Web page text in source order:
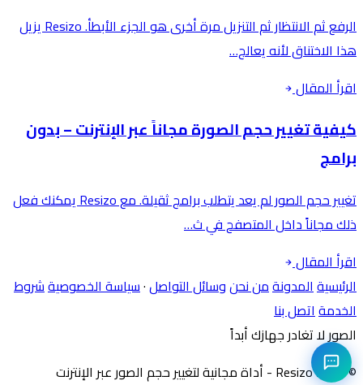
الرفع ثم الانتظار ثم التنزيل مرة أخرى هو الجزء الأبطأ. Resizo يزيل
هذا الاختناق لأنه يعالج…
اقرأ المقال
كيفية تغيير حجم الصورة مجاناً عبر الإنترنت – بدون
برامج
تغيير حجم الصور لم يعد يتطلب برامج ثقيلة. مع Resizo يمكنك فعل
ذلك مجاناً داخل المتصفح في ث…
اقرأ المقال
الرئيسيةالمدونةمن نحنوسائل التواصل·سياسة الخصوصيةشروط
الخدمةاتصل بنا
الصور لا تغادر جهازك أبداً
©
2026Resizo - أداة مجانية لتغيير حجم الصور عبر الإنترنت